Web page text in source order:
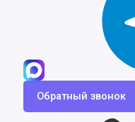
Обратный звонок